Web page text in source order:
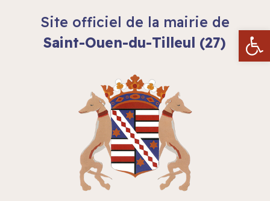
Ouvrir
Site officiel de la mairie de
Saint-Ouen-du-Tilleul (27)